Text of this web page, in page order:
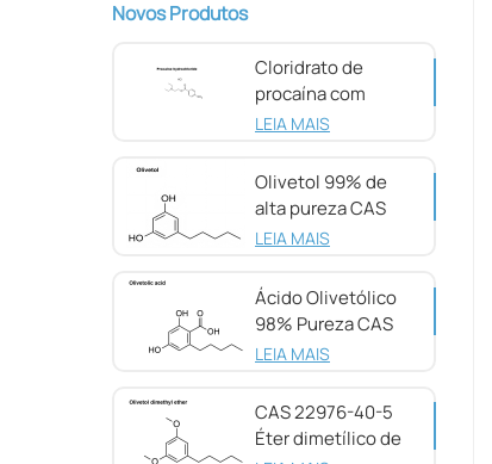
Novos Produtos
Cloridrato de
procaína com
pureza de 98%
LEIA MAIS
Olivetol 99% de
alta pureza CAS
500-66-3
LEIA MAIS
Ácido Olivetólico
98% Pureza CAS
491-72-5
LEIA MAIS
CAS 22976-40-5
Éter dimetílico de